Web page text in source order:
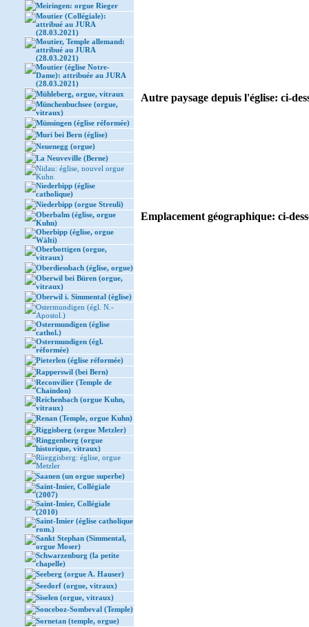
Meiringen: orgue Rieger
Moutier (Collégiale):
attribué au JURA
(28.03.2021)
Moutier, Temple allemand:
attribué au JURA
(28.03.2021)
Moutier (église Notre-
Dame): attribuée au JURA
(28.03.2021)
Mühleberg, orgue, vitraux
Münchenbuchsee (orgue,
vitraux)
Münsingen (église réformée)
Muri bei Bern (église)
Neuenegg (orgue)
La Neuveville (Berne)
Nidau: église, nouvel orgue
Kuhn
Niederbipp (église
catholique)
Niederbipp (orgue Streuli)
Oberbalm (église, orgue
Kuhn)
Oberbipp (église, orgue
Wälti)
Oberbottigen (orgue,
vitraux)
Oberdiessbach (église, orgue)
Oberwil bei Büren (orgue,
vitraux)
Oberwil i. Simmental (église)
Ostermundigen (égl. N.-
Apostol.)
Ostermundigen (église
cathol.)
Ostermundigen (égl.
réformée)
Pieterlen (église réformée)
Rapperswil (bei Bern)
Reconvilier (Temple de
Chaindon)
Reichenbach (orgue Kuhn,
vitraux)
Renan (Temple, orgue Kuhn)
Riggisberg (orgue Metzler)
Ringgenberg (orgue
historique, vitraux)
Rüeggisberg: église, orgue
Metzler
Saanen (un orgue superbe)
Saint-Imier, Collégiale
(2007)
Saint-Imier, Collégiale
(2010)
Saint-Imier (église catholique
rom.)
Sankt Stephan (Simmental,
orgue Moser)
Schwarzenburg (la petite
chapelle)
Seeberg (orgue A. Hauser)
Seedorf (orgue, vitraux)
Siselen (orgue, vitraux)
Sonceboz-Sombeval (Temple)
Sornetan (temple, orgue)
Autre paysage depuis l'église: ci-
Emplacement géographique: ci-